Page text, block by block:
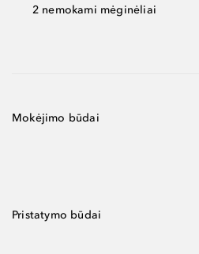
2 nemokami mėginėliai
Mokėjimo būdai
Pristatymo būdai